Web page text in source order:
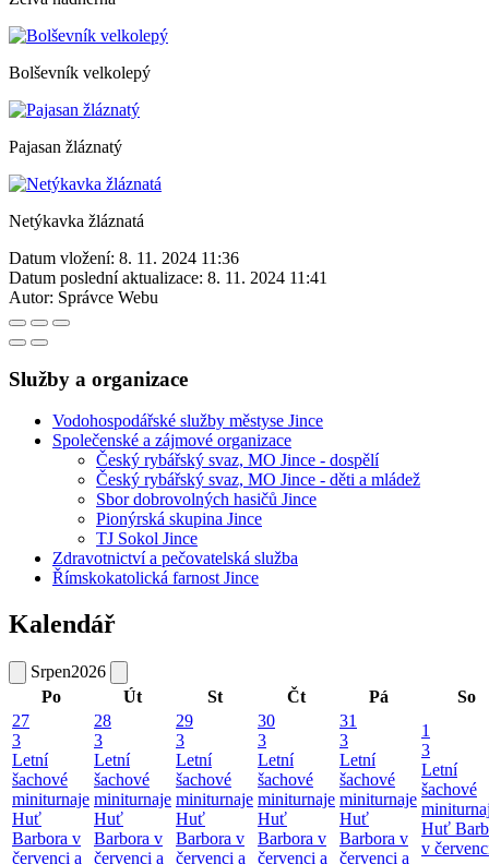
Bolševník velkolepý
Pajasan žláznatý
Netýkavka žláznatá
Datum vložení: 8. 11. 2024 11:36
Datum poslední aktualizace: 8. 11. 2024 11:41
Autor: Správce Webu
Služby a organizace
Vodohospodářské služby městyse Jince
Společenské a zájmové organizace
Český rybářský svaz, MO Jince - dospělí
Český rybářský svaz, MO Jince - děti a mládež
Sbor dobrovolných hasičů Jince
Pionýrská skupina Jince
TJ Sokol Jince
Zdravotnictví a pečovatelská služba
Římskokatolická farnost Jince
Kalendář
Srpen2026
Po
Út St Čt Pá
So
27
3
Letní
šachové
miniturnaje
Huť
Barbora v
červenci a
28
3
Letní
šachové
miniturnaje
Huť
Barbora v
červenci a
29
3
Letní
šachové
miniturnaje
Huť
Barbora v
červenci a
30
3
Letní
šachové
miniturnaje
Huť
Barbora v
červenci a
31
3
Letní
šachové
miniturnaje
Huť
Barbora v
červenci a
1
3
Letní
šachové
Huť
v